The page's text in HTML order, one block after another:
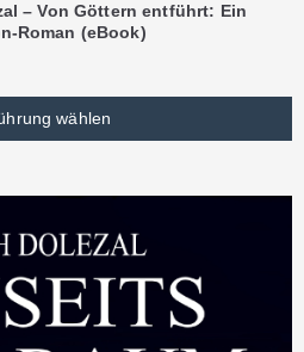
– Von Göttern entführt: Ein
Roman (eBook)
wählen